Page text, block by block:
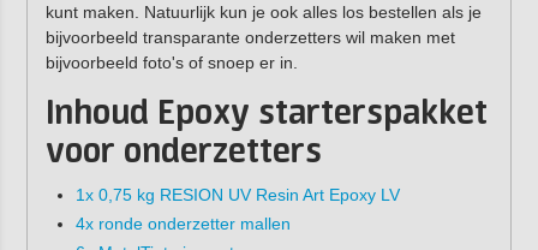
kunt maken. Natuurlijk kun je ook alles los bestellen als je
bijvoorbeeld transparante onderzetters wil maken met
bijvoorbeeld foto's of snoep er in.
Inhoud Epoxy starterspakket
voor onderzetters
1x 0,75 kg RESION UV Resin Art Epoxy LV
4x ronde onderzetter mallen